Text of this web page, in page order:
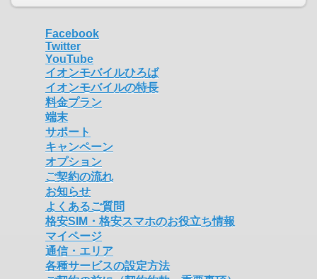
Facebook
Twitter
YouTube
イオンモバイルひろば
イオンモバイルの特長
料金プラン
端末
サポート
キャンペーン
オプション
ご契約の流れ
お知らせ
よくあるご質問
格安SIM・格安スマホのお役立ち情報
マイページ
通信・エリア
各種サービスの設定方法